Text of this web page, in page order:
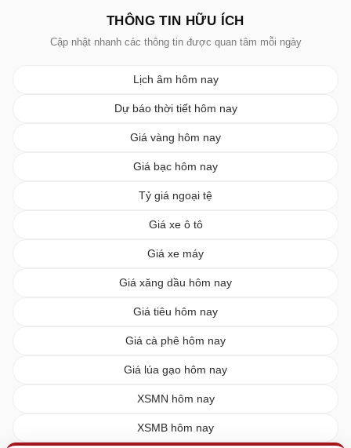
THÔNG TIN HỮU ÍCH
Cập nhật nhanh các thông tin được quan tâm mỗi ngày
Lịch âm hôm nay
Dự báo thời tiết hôm nay
Giá vàng hôm nay
Giá bạc hôm nay
Tỷ giá ngoại tệ
Giá xe ô tô
Giá xe máy
Giá xăng dầu hôm nay
Giá tiêu hôm nay
Giá cà phê hôm nay
Giá lúa gạo hôm nay
XSMN hôm nay
XSMB hôm nay